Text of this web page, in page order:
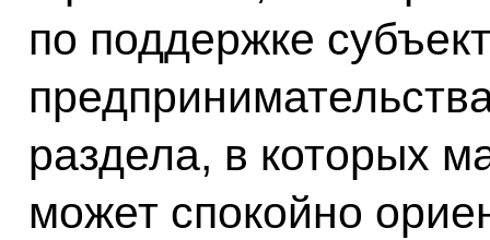
по поддержке
раздела, в которых
может спокойно